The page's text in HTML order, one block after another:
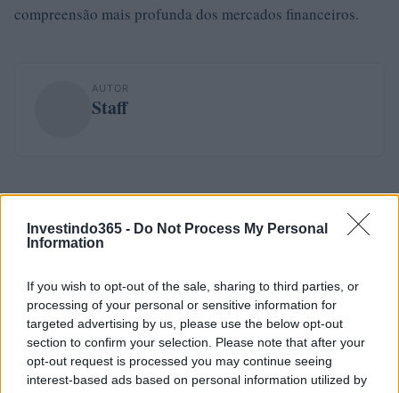
Investindo365 - Do Not Process My Personal
Information
If you wish to opt-out of the sale, sharing to third parties, or
processing of your personal or sensitive information for
targeted advertising by us, please use the below opt-out
section to confirm your selection. Please note that after your
opt-out request is processed you may continue seeing
interest-based ads based on personal information utilized by
compreensão mais profunda dos mercados financeiros.
AUTOR
Staff